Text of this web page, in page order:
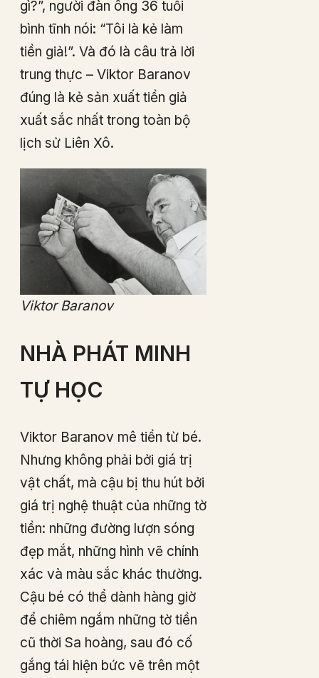
gì?”, người đàn ông 36 tuổi
bình tĩnh nói: “Tôi là kẻ làm
tiền giả!”. Và đó là câu trả lời
trung thực – Viktor Baranov
đúng là kẻ sản xuất tiền giả
xuất sắc nhất trong toàn bộ
lịch sử Liên Xô.
Viktor Baranov
NHÀ PHÁT MINH
TỰ HỌC
Viktor Baranov mê tiền từ bé.
Nhưng không phải bởi giá trị
vật chất, mà cậu bị thu hút bởi
giá trị nghệ thuật của những tờ
tiền: những đường lượn sóng
đẹp mắt, những hình vẽ chính
xác và màu sắc khác thường.
Cậu bé có thể dành hàng giờ
để chiêm ngắm những tờ tiền
cũ thời Sa hoàng, sau đó cố
gắng tái hiện bức vẽ trên một